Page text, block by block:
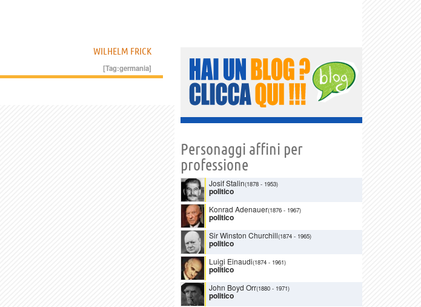
WILHELM FRICK
[Tag:germania]
Personaggi affini per
professione
Josif Stalin(1878 - 1953)
politico
Konrad Adenauer(1876 - 1967)
politico
Sir Winston Churchill(1874 - 1965)
politico
Luigi Einaudi(1874 - 1961)
politico
John Boyd Orr(1880 - 1971)
politico